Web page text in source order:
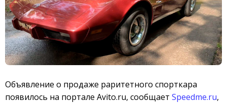
Объявление о продаже раритетного спорткара
появилось на портале Avito.ru, сообщает Speedme.ru,